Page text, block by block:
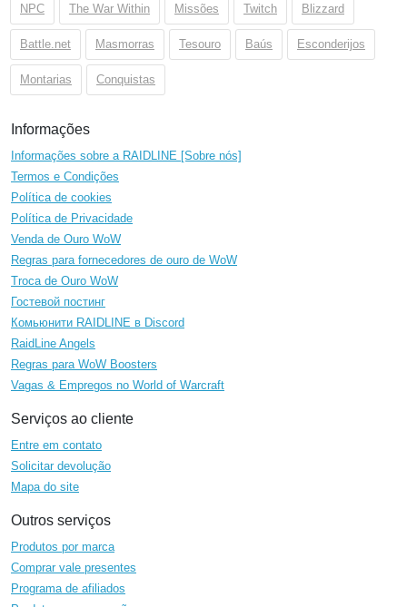
NPC The War Within Missões Twitch Blizzard
Battle.net Masmorras Tesouro Baús Esconderijos
Montarias Conquistas
Informações
Informações sobre a RAIDLINE [Sobre nós]
Termos e Condições
Política de cookies
Política de Privacidade
Venda de Ouro WoW
Regras para fornecedores de ouro de WoW
Troca de Ouro WoW
Гостевой постинг
Комьюнити RAIDLINE в Discord
RaidLine Angels
Regras para WoW Boosters
Vagas & Empregos no World of Warcraft
Serviços ao cliente
Entre em contato
Solicitar devolução
Mapa do site
Outros serviços
Produtos por marca
Comprar vale presentes
Programa de afiliados